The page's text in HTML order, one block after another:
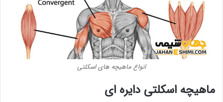
انواع ماهیچه های اسکلتی
ماهیچه اسکلتی دایره ای